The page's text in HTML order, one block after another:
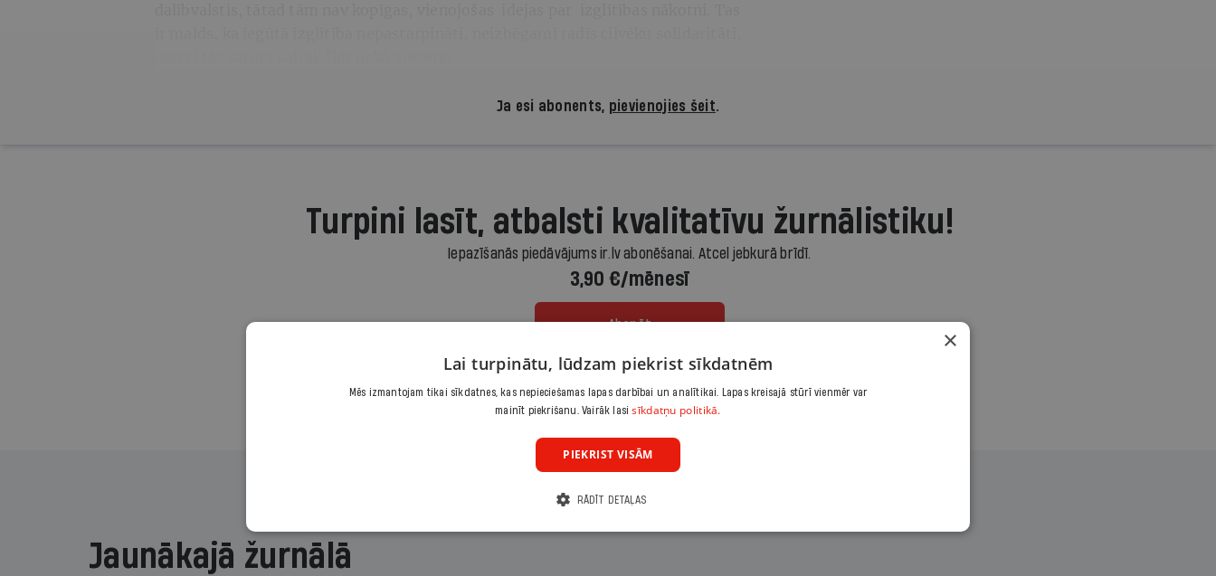
Ja esi abonents, pievienojies šeit.
Turpini lasīt, atbalsti kvalitatīvu žurnālistiku!
Iepazīšanās piedāvājums ir.lv abonēšanai. Atcel jebkurā brīdī.
3,90 €/mēnesī
Abonēt
Jaunākajā žurnālā
×
Lai turpinātu, lūdzam piekrist sīkdatnēm
Mēs izmantojam tikai sīkdatnes, kas nepieciešamas lapas darbībai un analītikai. Lapas kreisajā stūrī vienmēr var
mainīt piekrišanu. Vairāk lasisīkdatņu politikā.
PIEKRIST VISĀM
RĀDĪT DETAĻAS